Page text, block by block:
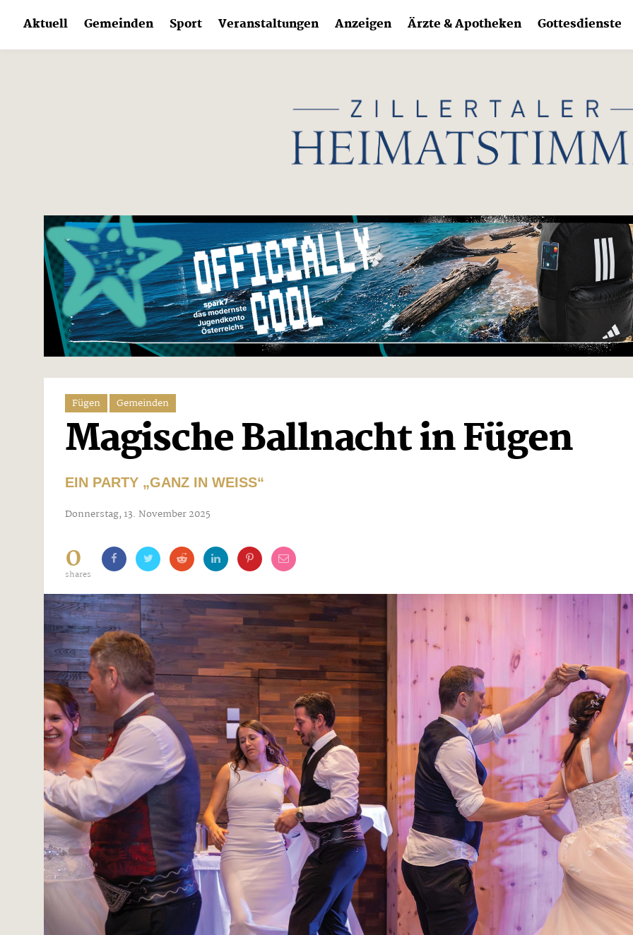
content
Aktuell Gemeinden Sport Veranstaltungen Anzeigen Ärzte & Apotheken Gottesdienste
Fügen Gemeinden
Magische Ballnacht in Fügen
EIN PARTY „GANZ IN WEISS“
Donnerstag, 13. November 2025
0
shares